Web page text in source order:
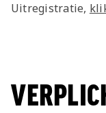
Uitregistratie,